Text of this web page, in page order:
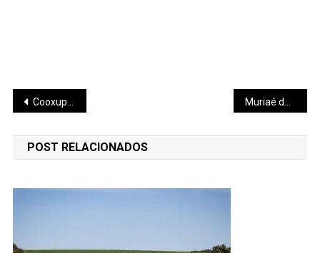
Navegação
de
Post
Cooxupé lidera ranking Agropecuário Mineiro
POST RELACIONADOS